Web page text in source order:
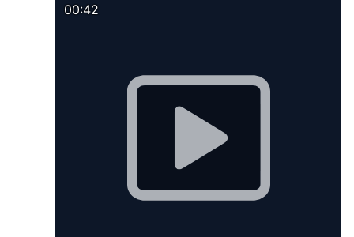
安东尼奥·隆吉基·本圭的可能任命。
会事务的了解程度表明，可能有一位神父——或是
一群神父——参与了此事。
00:42